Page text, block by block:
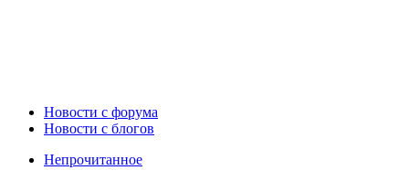
Новости c форума
Новости с блогов
Непрочитанное